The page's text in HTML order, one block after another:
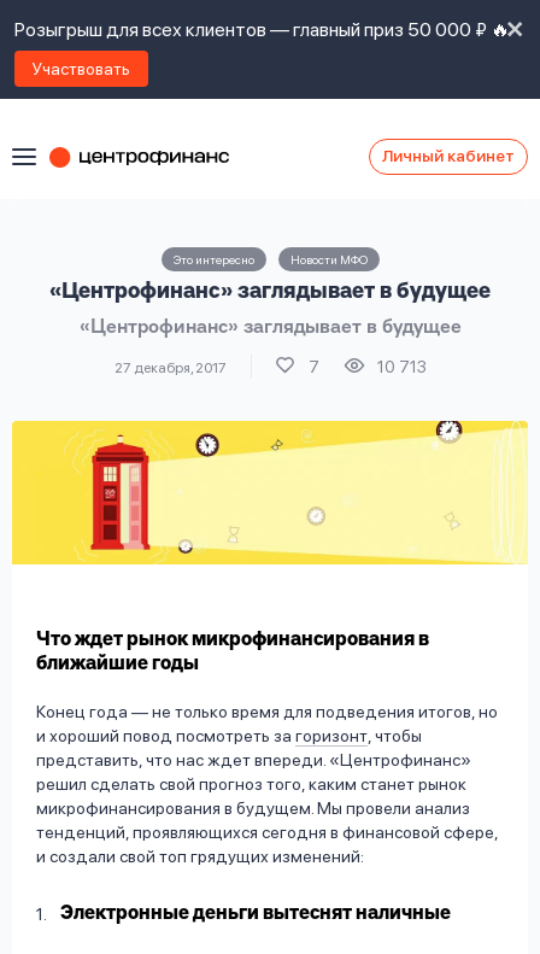
Розыгрыш для всех клиентов — главный приз 50 000 ₽ 🔥
Участвовать
Личный кабинет
Это интересно Новости МФО
«Центрофинанс» заглядывает в будущее
«Центрофинанс» заглядывает в будущее
27 декабря, 2017 7 10 713
Что ждет рынок микрофинансирования в
ближайшие годы
Конец года — не только время для подведения итогов, но
и хороший повод посмотреть за горизонт, чтобы
представить, что нас ждет впереди. «Центрофинанс»
решил сделать свой прогноз того, каким станет рынок
микрофинансирования в будущем. Мы провели анализ
тенденций, проявляющихся сегодня в финансовой сфере,
и создали свой топ грядущих изменений:
Электронные деньги вытеснят наличные
Оформить заявку
Войти под другим номером
Наши
контакты
вопрос
Ответы
на
вопросы
ознакомлен
с
правилами
предоставления
займов
даю
согласие
обработку
данных